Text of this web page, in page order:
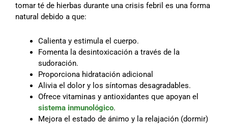
tomar té de hierbas durante una crisis febril es una forma
natural debido a que:
Calienta y estimula el cuerpo.
Fomenta la desintoxicación a través de la
sudoración.
Proporciona hidratación adicional
Alivia el dolor y los síntomas desagradables.
Ofrece vitaminas y antioxidantes que apoyan el
sistema inmunológico.
Mejora el estado de ánimo y la relajación (dormir)